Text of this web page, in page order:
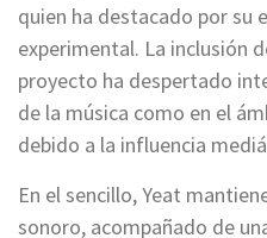
quien ha destacado por su
experimental. La inclusión
proyecto ha despertado
de la música como en el
debido a la influencia
En el sencillo, Yeat
sonoro, acompañado de